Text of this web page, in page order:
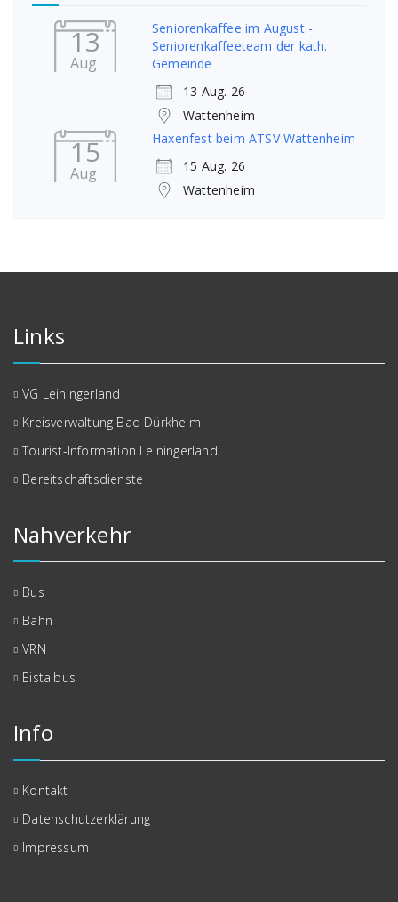
13
Aug.
Seniorenkaffee im August -
Seniorenkaffeeteam der kath.
Gemeinde
13 Aug. 26
Wattenheim
15
Aug.
Haxenfest beim ATSV Wattenheim
15 Aug. 26
Wattenheim
Links
VG Leiningerland
Kreisverwaltung Bad Dürkheim
Tourist-Information Leiningerland
Bereitschaftsdienste
Nahverkehr
Bus
Bahn
VRN
Eistalbus
Info
Kontakt
Datenschutzerklärung
Impressum